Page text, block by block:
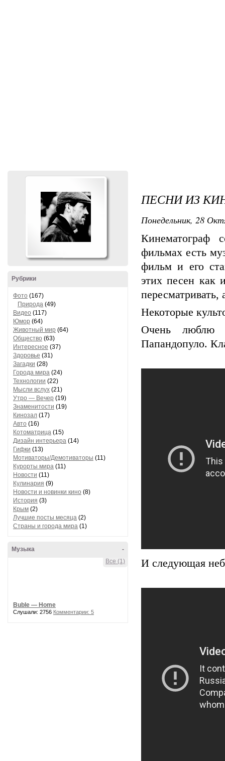
Рубрики
Фото (167)
Природа (49)
Видео (117)
Юмор (64)
Животный мир (64)
Общество (63)
Интересное (37)
Здоровье (31)
Загадки (28)
Города мира (24)
Технологии (22)
Мысли вслух (21)
Утро — Вечер (19)
Знаменитости (19)
Кинозал (17)
Авто (16)
Котоматрица (15)
Дизайн интерьера (14)
Гифки (13)
Мотиваторы/Демотиваторы (11)
Курорты мира (11)
Новости (11)
Кулинария (9)
Новости и новинки кино (8)
История (3)
Крым (2)
Лучшие посты месяца (2)
Страны и города мира (1)
-
Музыка
Все (1)
Buble — Home
Слушали: 2756 Комментарии: 5
ПЕСНИ ИЗ
Понедельник, 28
Кинематограф
фильмах есть
фильм и его
этих песен как
Некоторые
Очень люблю
Папандопуло.
И следующая